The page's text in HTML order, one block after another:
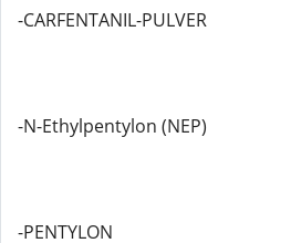
-CARFENTANIL-PULVER
-N-Ethylpentylon (NEP)
-PENTYLON